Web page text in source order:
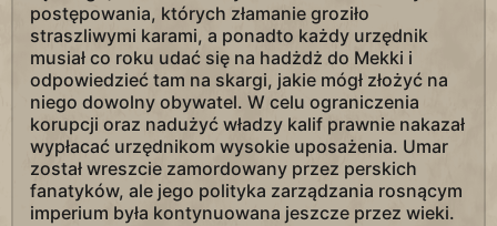
postępowania, których złamanie groziło
straszliwymi karami, a ponadto każdy urzędnik
musiał co roku udać się na hadżdż do Mekki i
odpowiedzieć tam na skargi, jakie mógł złożyć na
niego dowolny obywatel. W celu ograniczenia
korupcji oraz nadużyć władzy kalif prawnie nakazał
wypłacać urzędnikom wysokie uposażenia. Umar
został wreszcie zamordowany przez perskich
fanatyków, ale jego polityka zarządzania rosnącym
imperium była kontynuowana jeszcze przez wieki.